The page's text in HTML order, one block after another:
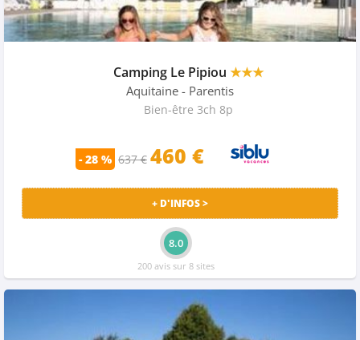
Camping Le Pipiou ★★★
Aquitaine - Parentis
Bien-être 3ch 8p
- 28 % 637 € 460 €
+ D'INFOS >
8.0
200 avis sur 8 sites